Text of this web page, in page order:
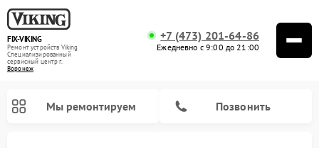
FIX-VIKING
Ремонт устройств Viking
Специализированный
cервисный центр г.
Воронеж
+7 (473) 201-64-86
Ежедневно с 9:00 до 21:00
Мы ремонтируем Позвонить